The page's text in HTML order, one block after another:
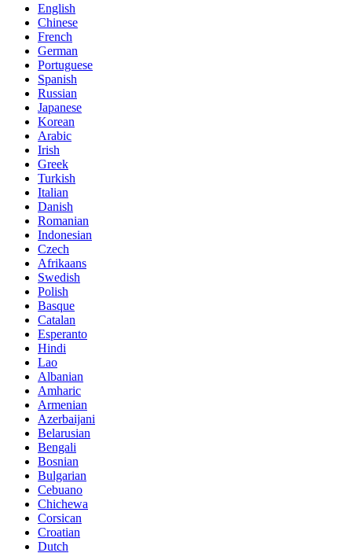
English
Chinese
French
German
Portuguese
Spanish
Russian
Japanese
Korean
Arabic
Irish
Greek
Turkish
Italian
Danish
Romanian
Indonesian
Czech
Afrikaans
Swedish
Polish
Basque
Catalan
Esperanto
Hindi
Lao
Albanian
Amharic
Armenian
Azerbaijani
Belarusian
Bengali
Bosnian
Bulgarian
Cebuano
Chichewa
Corsican
Croatian
Dutch